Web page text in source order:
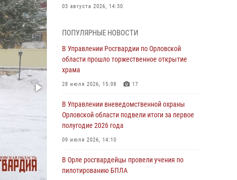
03 августа 2026, 14:30
время празднования Дня ВДВ
03 августа 2026, 14:23
В Орле росгвардейцы приняли участие в
учениях на избирательном участке
Жительница Мценска сдала в Росгвардию
незарегистрированное ружьё
31 июля 2026, 13:16
Сотрудники Росгвардии пресекли дебош в
орловском кафе
ПОПУЛЯРНЫЕ НОВОСТИ
В Управлении Росгвардии по Орловской
области прошло торжественное открытие
храма
28 июля 2026, 15:08 17
В Управлении вневедомственной охраны
Орловской области подвели итоги за первое
полугодие 2026 года
09 июля 2026, 14:10
В Орле росгвардейцы провели учения по
пилотированию БПЛА